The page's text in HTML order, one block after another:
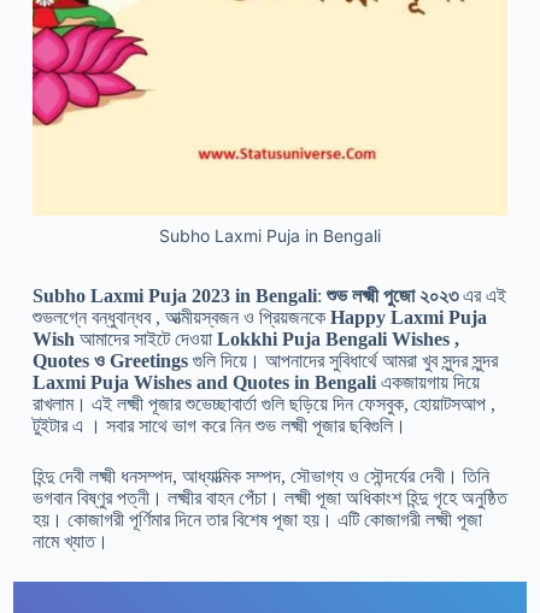
Subho Laxmi Puja in Bengali
Subho Laxmi Puja 2023 in Bengali:শুভ লক্ষ্মী পুজো ২০২৩এর এই
শুভলগ্নে বন্ধুবান্ধব , আত্মীয়স্বজন ও প্রিয়জনকে Happy Laxmi Puja
Wishআমাদের সাইটে দেওয়া Lokkhi Puja Bengali Wishes ,
Quotes ও Greetingsগুলি দিয়ে। আপনাদের সুবিধার্থে আমরা খুব সুন্দর সুন্দর
Laxmi Puja Wishes and Quotes in Bengali একজায়গায় দিয়ে
রাখলাম। এই লক্ষ্মী পূজার শুভেচ্ছাবার্তা গুলি ছড়িয়ে দিন ফেসবুক, হোয়াটসআপ ,
টুইটার এ । সবার সাথে ভাগ করে নিন শুভ লক্ষ্মী পূজার ছবিগুলি।
হিন্দু দেবী লক্ষ্মী ধনসম্পদ, আধ্যাত্মিক সম্পদ, সৌভাগ্য ও সৌন্দর্যের দেবী। তিনি
ভগবান বিষ্ণুর পত্নী। লক্ষ্মীর বাহন পেঁচা। লক্ষ্মী পূজা অধিকাংশ হিন্দু গৃহে অনুষ্ঠিত
হয়। কোজাগরী পূর্ণিমার দিনে তার বিশেষ পূজা হয়। এটি কোজাগরী লক্ষ্মী পূজা
নামে খ্যাত।